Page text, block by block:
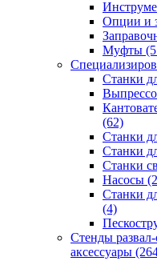
Опции и
Муфты
Станки
(62)
Станки
Станки
Станки
Насосы
Станки
(4)
Стенды
аксессуары